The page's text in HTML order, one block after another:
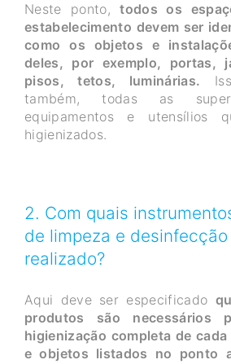
Neste ponto,todos os
estabelecimento devem ser
como os objetos e
deles, por exemplo, portas,
pisos, tetos, luminárias.
também, todas as
equipamentos e utensílios
higienizados.
2. Com quais
de limpeza e
realizado?
Aqui deve ser especificado
produtos são necessários
higienização completa de
e objetos listados no ponto